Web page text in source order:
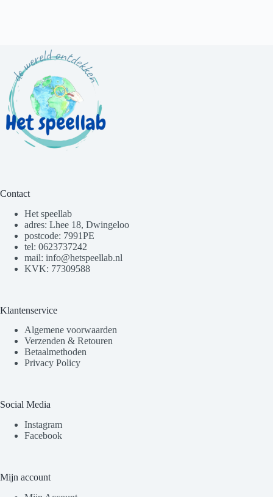
Contact
Het speellab
adres: Lhee 18, Dwingeloo
postcode: 7991PE
tel: 0623737242
mail: info@hetspeellab.nl
KVK: 77309588
Klantenservice
Algemene voorwaarden
Verzenden & Retouren
Betaalmethoden
Privacy Policy
Social Media
Instagram
Facebook
Mijn account